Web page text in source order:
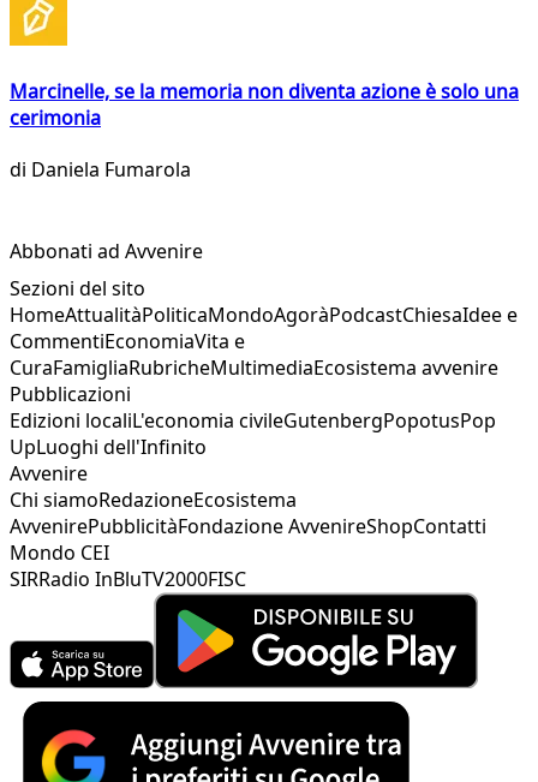
Marcinelle, se la memoria non diventa azione è solo una
cerimonia
di Daniela Fumarola
Abbonati ad Avvenire
Sezioni del sito
HomeAttualitàPoliticaMondoAgoràPodcastChiesaIdee e
CommentiEconomiaVita e
CuraFamigliaRubricheMultimediaEcosistema avvenire
Pubblicazioni
Edizioni localiL'economia civileGutenbergPopotusPop
UpLuoghi dell'Infinito
Avvenire
Chi siamoRedazioneEcosistema
AvvenirePubblicitàFondazione AvvenireShopContatti
Mondo CEI
SIRRadio InBluTV2000FISC